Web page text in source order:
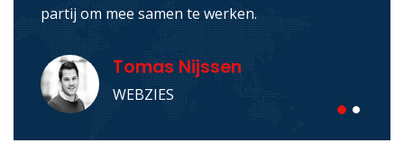
partij om mee samen te werken.
Tomas Nijssen
WEBZIES